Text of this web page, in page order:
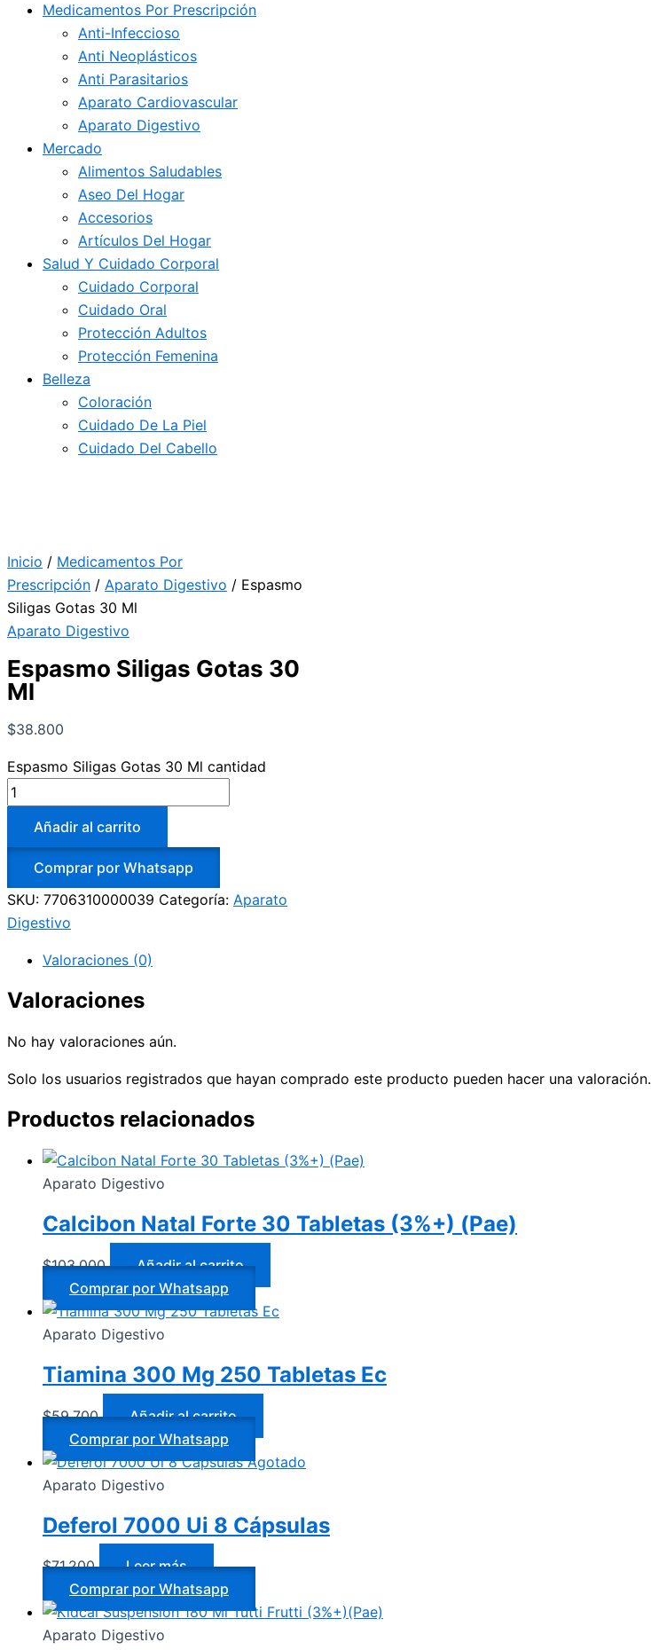
Medicamentos Por Prescripción
Anti-Infeccioso
Anti Neoplásticos
Anti Parasitarios
Aparato Cardiovascular
Aparato Digestivo
Mercado
Alimentos Saludables
Aseo Del Hogar
Accesorios
Artículos Del Hogar
Salud Y Cuidado Corporal
Cuidado Corporal
Cuidado Oral
Protección Adultos
Protección Femenina
Belleza
Coloración
Cuidado De La Piel
Cuidado Del Cabello
Inicio / Medicamentos Por
Prescripción / Aparato Digestivo / Espasmo
Siligas Gotas 30 Ml
Aparato Digestivo
Espasmo Siligas Gotas 30
Ml
$38.800
Espasmo Siligas Gotas 30 Ml cantidad
Añadir al carrito
Comprar por Whatsapp
SKU: 7706310000039 Categoría: Aparato
Digestivo
Valoraciones (0)
Valoraciones
No hay valoraciones aún.
Solo los usuarios registrados que hayan comprado este producto pueden hacer una valoración.
Productos relacionados
Aparato Digestivo
Calcibon Natal Forte 30 Tabletas (3%+) (Pae)
$103.000
Añadir al carrito
Comprar por Whatsapp
Aparato Digestivo
Tiamina 300 Mg 250 Tabletas Ec
$59.700
Añadir al carrito
Comprar por Whatsapp
Agotado
Aparato Digestivo
Deferol 7000 Ui 8 Cápsulas
$71.200
Leer más
Comprar por Whatsapp
Aparato Digestivo